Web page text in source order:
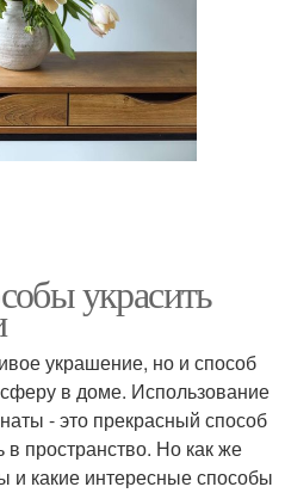
украсить
украшение, но и способ
в доме. Использование
- это прекрасный способ
в пространство. Но как же
и какие интересные способы